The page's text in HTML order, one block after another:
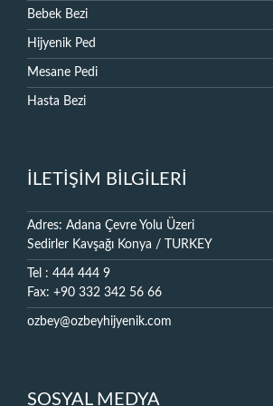
Bebek Bezi
Hijyenik Ped
Mesane Pedi
Hasta Bezi
İLETİŞİM BİLGİLERİ
Adres: Adana Çevre Yolu Üzeri
Sedirler Kavşağı Konya / TURKEY
Tel : 444 444 9
Fax: +90 332 342 56 66
ozbey@ozbeyhijyenik.com
SOSYAL MEDYA